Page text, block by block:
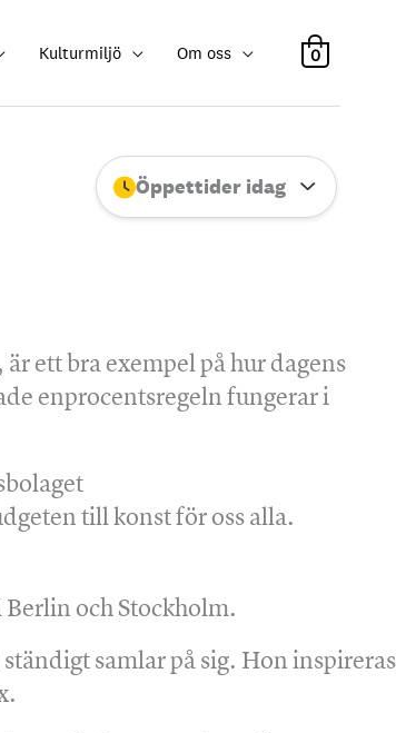
Öppettider idag Stäng
Kulturmiljö Om oss 0
ett bra exempel på hur dagens
enprocentsregeln fungerar i
till konst för oss alla.
och Stockholm.
samlar på sig. Hon inspireras